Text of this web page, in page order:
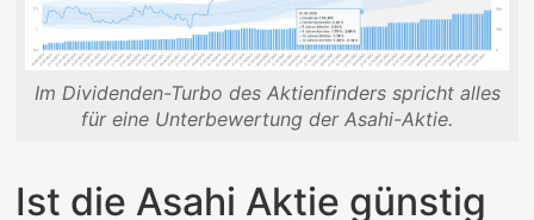
Im Dividenden-Turbo des Aktienfinders spricht alles
für eine Unterbewertung der Asahi-Aktie.
Ist die Asahi Aktie günstig